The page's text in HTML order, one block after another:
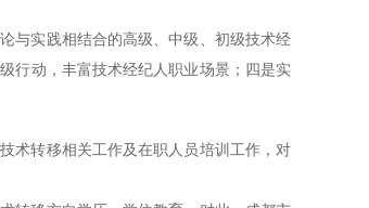
与实践相结合的高级、中级、初级技术经
行动，丰富技术经纪人职业场景；四是实
术转移相关工作及在职人员培训工作，对